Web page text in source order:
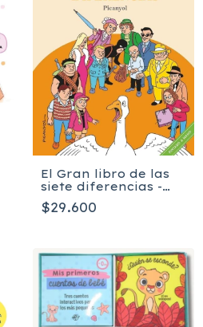
El Gran libro de las
siete diferencias -
Josep Lluís Martínez
Picanyol
$29.600